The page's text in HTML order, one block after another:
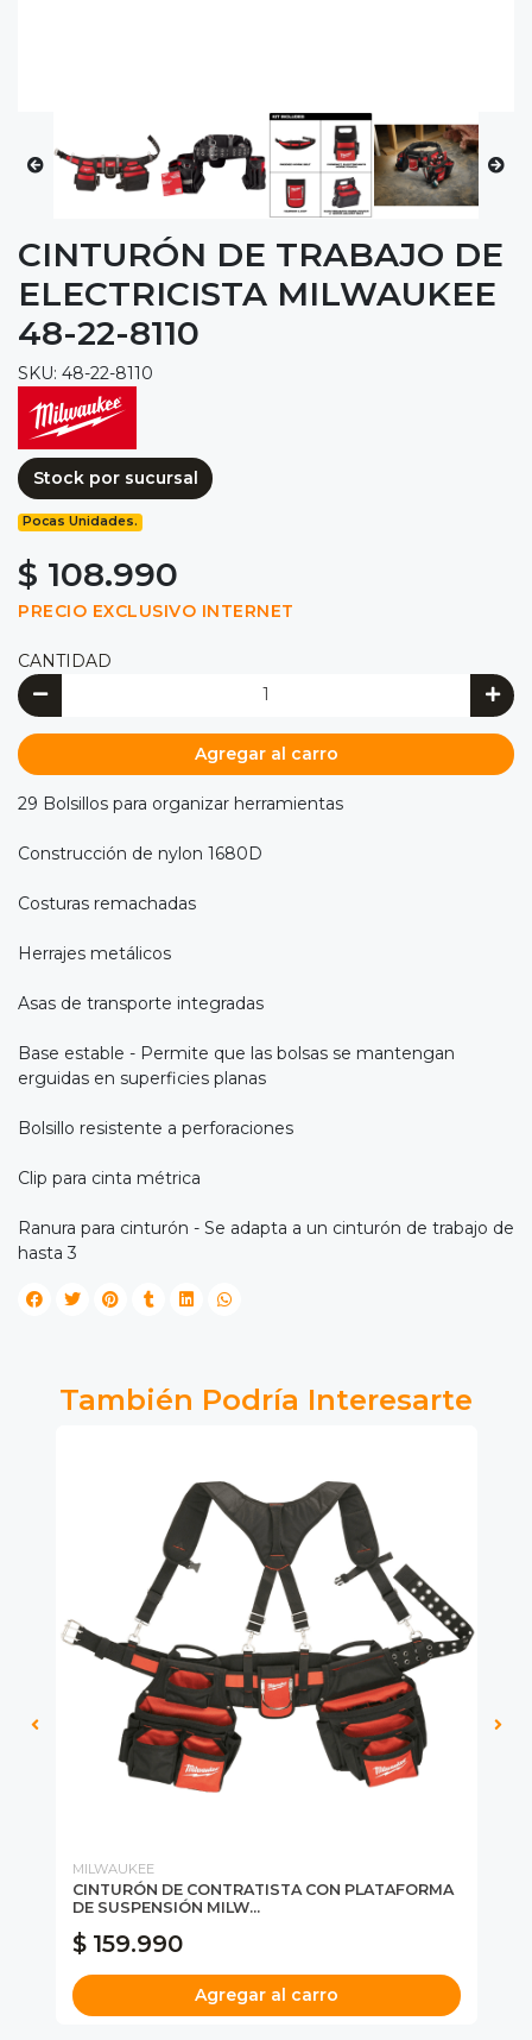
CINTURÓN DE TRABAJO DE
ELECTRICISTA MILWAUKEE
48-22-8110
SKU: 48-22-8110
Stock por sucursal
Pocas Unidades.
$ 108.990
PRECIO EXCLUSIVO INTERNET
CANTIDAD
Agregar al carro
29 Bolsillos para organizar herramientas
Construcción de nylon 1680D
Costuras remachadas
Herrajes metálicos
Asas de transporte integradas
Base estable - Permite que las bolsas se mantengan
erguidas en superficies planas
Bolsillo resistente a perforaciones
Clip para cinta métrica
Ranura para cinturón - Se adapta a un cinturón de trabajo de
hasta 3
También Podría Interesarte
MILWAUKEE
CINTURÓN DE CONTRATISTA CON PLATAFORMA
DE SUSPENSIÓN MILW...
$ 159.990
Agregar al carro